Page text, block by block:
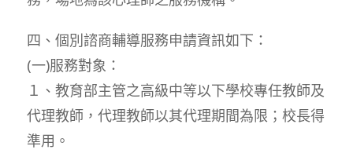
四、個別諮商輔導服務申請資訊如下：
(一)服務對象：
１、教育部主管之高級中等以下學校專任教師及
代理教師，代理教師以其代理期間為限；校長得
準用。